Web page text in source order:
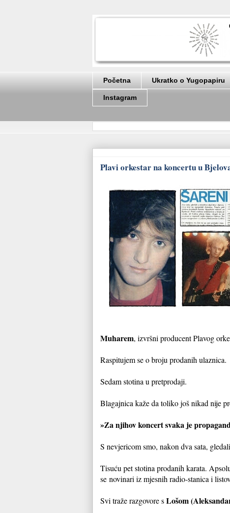
Početna Ukratko o Yugopapiru
Instagram
Plavi orkestar na koncertu u
Muharem, izvršni producent Plavog
Raspitujem se o broju prodanih ulaznica.
Sedam stotina u pretprodaji.
Blagajnica kaže da toliko još nikad nije
»Za njihov koncert svaka je
S nevjericom smo, nakon dva sata,
Tisuću pet stotina prodanih karata.
se novinari iz mjesnih radio-stanica i
Svi traže razgovore sLošom